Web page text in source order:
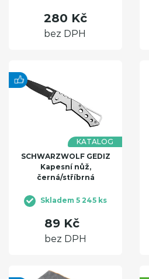
280 Kč
bez DPH
KATALOG
SCHWARZWOLF GEDIZ
Kapesní nůž,
černá/stříbrná
Skladem 5 245 ks
89 Kč
bez DPH